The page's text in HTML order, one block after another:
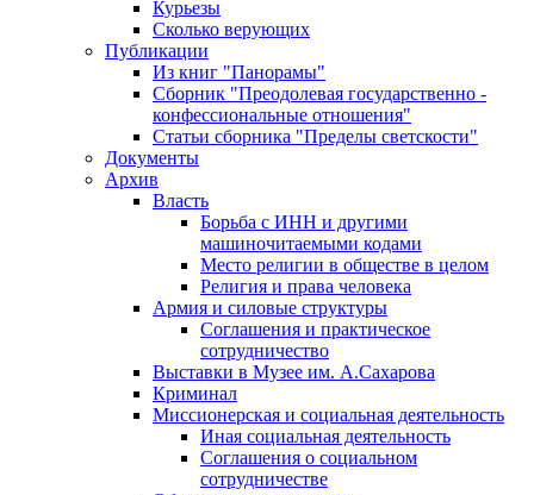
Курьезы
Сколько верующих
Публикации
Из книг "Панорамы"
Сборник "Преодолевая государственно -
конфессиональные отношения"
Статьи сборника "Пределы светскости"
Документы
Архив
Власть
Борьба с ИНН и другими
машиночитаемыми кодами
Место религии в обществе в целом
Религия и права человека
Армия и силовые структуры
Соглашения и практическое
сотрудничество
Выставки в Музее им. А.Сахарова
Криминал
Миссионерская и социальная деятельность
Иная социальная деятельность
Соглашения о социальном
сотрудничестве